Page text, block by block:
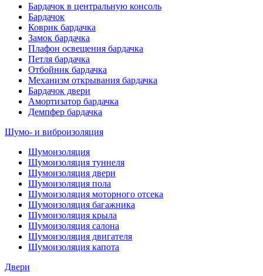
Бардачок в центральную консоль
Бардачок
Коврик бардачка
Замок бардачка
Плафон освещения бардачка
Петля бардачка
Отбойник бардачка
Механизм открывания бардачка
Бардачок двери
Амортизатор бардачка
Демпфер бардачка
Шумо- и виброизоляция
Шумоизоляция
Шумоизоляция туннеля
Шумоизоляция двери
Шумоизоляция пола
Шумоизоляция моторного отсека
Шумоизоляция багажника
Шумоизоляция крыла
Шумоизоляция салона
Шумоизоляция двигателя
Шумоизоляция капота
Двери